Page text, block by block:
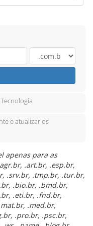
e atualizar os
apenas para as
.art.br, .esp.br,
.srv.br, .tmp.br, .tur.br,
.bio.br, .bmd.br,
.eti.br, .fnd.br,
.med.br,
.pro.br, .psc.br,